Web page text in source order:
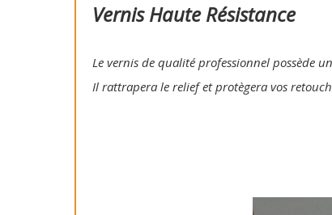
Vernis Haute Résistance
Le vernis de qualité professionnel possède
Il rattrapera le relief et protègera vos